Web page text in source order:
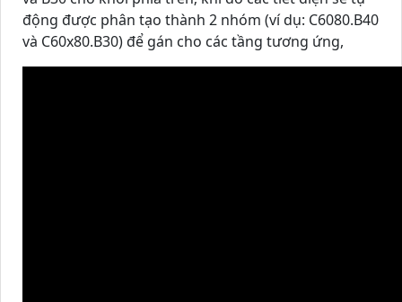
động được phân tạo thành 2 nhóm (ví dụ: C6080.B40
và C60x80.B30) để gán cho các tầng tương ứng,